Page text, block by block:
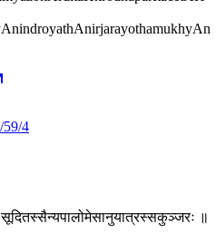
59/4
सूदितस्सैन्यपालोमेसानुयात्रस्सकुञ्जरः ॥